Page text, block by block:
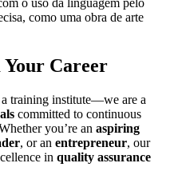
o uso da linguagem pelo
como uma obra de arte
Career
training institute—we are a
committed to continuous
you’re an aspiring
, or an entrepreneur, our
in quality assurance